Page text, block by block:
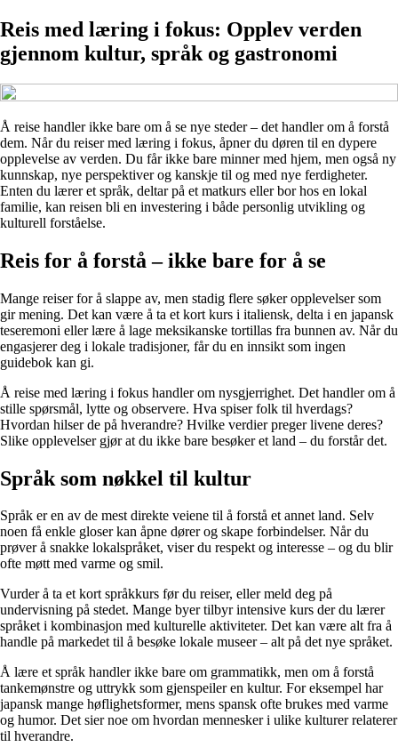
Reis med læring i fokus: Opplev verden
gjennom kultur, språk og gastronomi
Å reise handler ikke bare om å se nye steder – det handler om å forstå
dem. Når du reiser med læring i fokus, åpner du døren til en dypere
opplevelse av verden. Du får ikke bare minner med hjem, men også ny
kunnskap, nye perspektiver og kanskje til og med nye ferdigheter.
Enten du lærer et språk, deltar på et matkurs eller bor hos en lokal
familie, kan reisen bli en investering i både personlig utvikling og
kulturell forståelse.
Reis for å forstå – ikke bare for å se
Mange reiser for å slappe av, men stadig flere søker opplevelser som
gir mening. Det kan være å ta et kort kurs i italiensk, delta i en japansk
teseremoni eller lære å lage meksikanske tortillas fra bunnen av. Når du
engasjerer deg i lokale tradisjoner, får du en innsikt som ingen
guidebok kan gi.
Å reise med læring i fokus handler om nysgjerrighet. Det handler om å
stille spørsmål, lytte og observere. Hva spiser folk til hverdags?
Hvordan hilser de på hverandre? Hvilke verdier preger livene deres?
Slike opplevelser gjør at du ikke bare besøker et land – du forstår det.
Språk som nøkkel til kultur
Språk er en av de mest direkte veiene til å forstå et annet land. Selv
noen få enkle gloser kan åpne dører og skape forbindelser. Når du
prøver å snakke lokalspråket, viser du respekt og interesse – og du blir
ofte møtt med varme og smil.
Vurder å ta et kort språkkurs før du reiser, eller meld deg på
undervisning på stedet. Mange byer tilbyr intensive kurs der du lærer
språket i kombinasjon med kulturelle aktiviteter. Det kan være alt fra å
handle på markedet til å besøke lokale museer – alt på det nye språket.
Å lære et språk handler ikke bare om grammatikk, men om å forstå
tankemønstre og uttrykk som gjenspeiler en kultur. For eksempel har
japansk mange høflighetsformer, mens spansk ofte brukes med varme
og humor. Det sier noe om hvordan mennesker i ulike kulturer relaterer
til hverandre.